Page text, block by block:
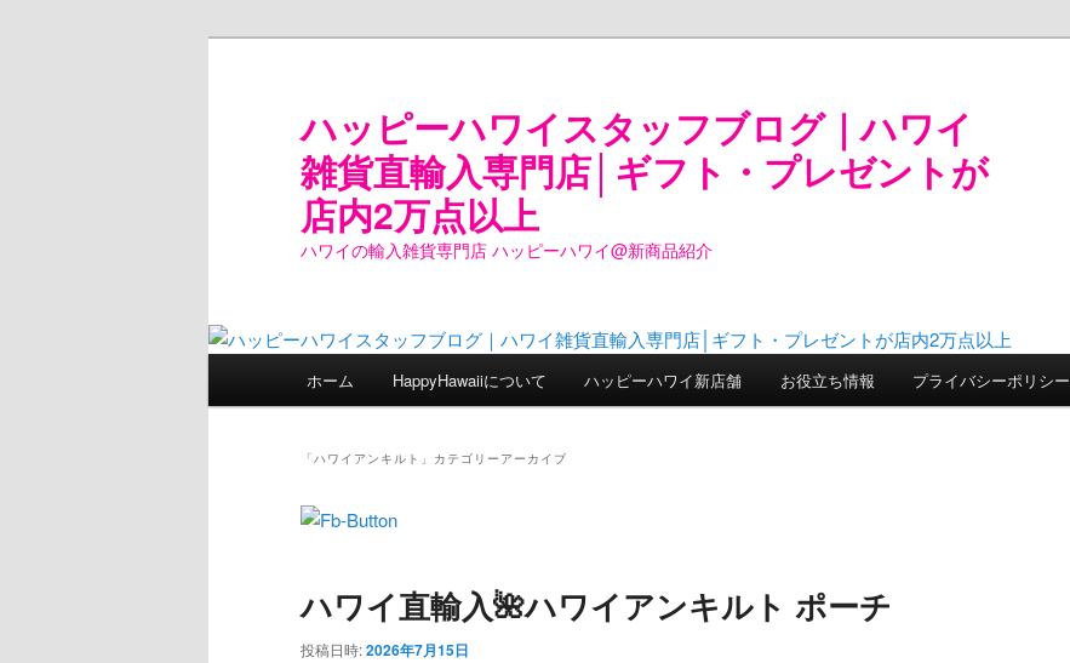
ハッピーハワイスタッフブログ｜ハワイ
雑貨直輸入専門店│ギフト・プレゼントが
店内2万点以上
ハワイの輸入雑貨専門店 ハッピーハワイ@新商品紹介
メ
ン
サ
テ
ホーム HappyHawaiiについて ハッピーハワイ新店舗 お役立ち情報 プライバシーポリシー
「ハワイアンキルト 」カテゴリーアーカイブ
ハワイ直輸入🌺ハワイアンキルト ポーチ
投稿日時:2026年7月15日